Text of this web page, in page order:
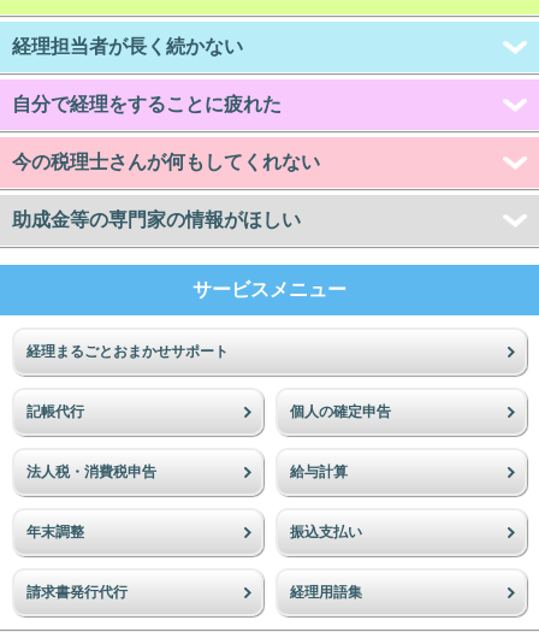
経理担当者が長く続かない
自分で経理をすることに疲れた
今の税理士さんが何もしてくれない
助成金等の専門家の情報がほしい
サービスメニュー
経理まるごとおまかせサポート
記帳代行 個人の確定申告
法人税・消費税申告 給与計算
年末調整 振込支払い
請求書発行代行 経理用語集